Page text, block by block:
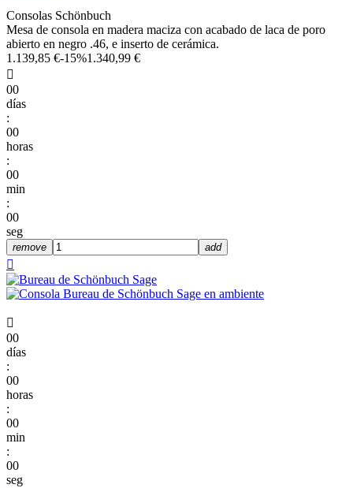
Consolas Schönbuch
Mesa de consola en madera maciza con acabado de laca de poro
abierto en negro .46, e inserto de cerámica.
1.139,85 €-15%1.340,99 €

00
días
:
00
horas
:
00
min
:
00
seg
remove add


00
días
:
00
horas
:
00
min
:
00
seg